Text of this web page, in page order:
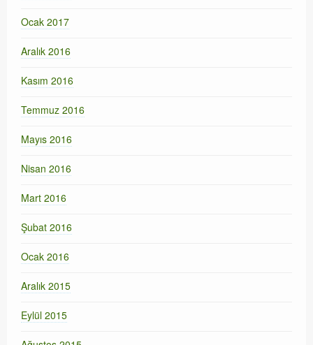
Ocak 2017
Aralık 2016
Kasım 2016
Temmuz 2016
Mayıs 2016
Nisan 2016
Mart 2016
Şubat 2016
Ocak 2016
Aralık 2015
Eylül 2015